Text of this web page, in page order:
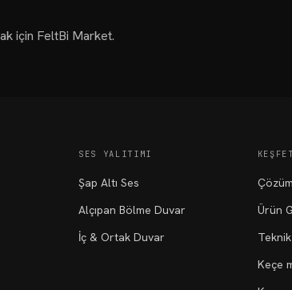
için FeltBi Market.
SES YALITIMI
Şap Altı Ses
Alçıpan Bölme Duvar
İç & Ortak Duvar
KEŞFET
Ürün
Keçe